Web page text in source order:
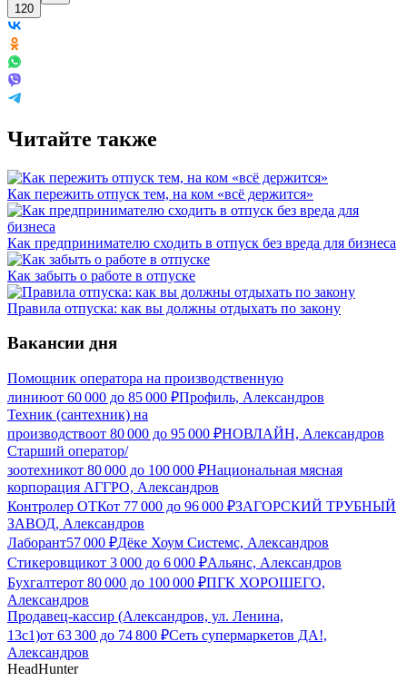
120
Читайте также
Как пережить отпуск тем, на ком «всё держится»
Как предпринимателю сходить в отпуск без вреда для бизнеса
Как забыть о работе в отпуске
Правила отпуска: как вы должны отдыхать по закону
Вакансии дня
Помощник оператора на производственную
линиюот 60 000 до 85 000 ₽Профиль, Александров
Техник (сантехник) на
производствоот 80 000 до 95 000 ₽НОВЛАЙН, Александров
Старший оператор/
зоотехникот 80 000 до 100 000 ₽Национальная мясная
корпорация АГГРО, Александров
Контролер ОТКот 77 000 до 96 000 ₽ЗАГОРСКИЙ ТРУБНЫЙ
ЗАВОД, Александров
Лаборант57 000 ₽Дёке Хоум Системс, Александров
Стикеровщикот 3 000 до 6 000 ₽Альянс, Александров
Бухгалтерот 80 000 до 100 000 ₽ПГК ХОРОШЕГО,
Александров
Продавец-кассир (Александров, ул. Ленина,
13с1)от 63 300 до 74 800 ₽Сеть супермаркетов ДА!,
Александров
HeadHunter